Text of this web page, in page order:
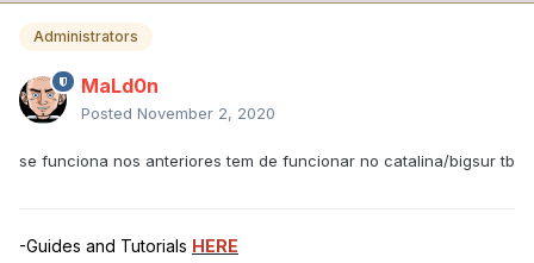
Administrators
MaLd0n
Posted November 2, 2020
se funciona nos anteriores tem de funcionar no catalina/bigsur tb
-Guides and Tutorials HERE